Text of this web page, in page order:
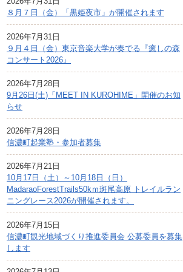
広報しなの
町制70周年記念
８月７日（金）「黒姫夜市」が開催されます
2026年7月31日
９月４日（金）東京音楽大学が奏でる『癒しの森
コンサート2026』
2026年7月28日
9月26日(土)「MEET IN KUROHIME」開催のお知
らせ
2026年7月28日
信濃町起業塾・参加者募集
2026年7月21日
10月17日（土）～10月18日（日）
MadaraoForestTrails50kｍ斑尾高原 トレイルラン
ニングレース2026が開催されます。
2026年7月15日
信濃町観光地域づくり推進委員会 公募委員を募集
します